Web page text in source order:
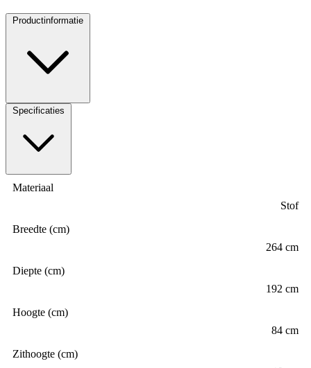
Productinformatie
Specificaties
Materiaal
Stof
Breedte (cm)
264 cm
Diepte (cm)
192 cm
Hoogte (cm)
84 cm
Zithoogte (cm)